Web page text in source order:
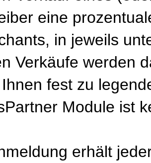
eine
in jeweils
Verkäufe werden
fest zu
Module ist
erhält